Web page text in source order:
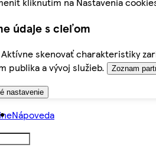
údaje s cieľom
skenovať charakteristiky
publika a vývoj služieb.
Zoznam
nastavenie
Nápoveda